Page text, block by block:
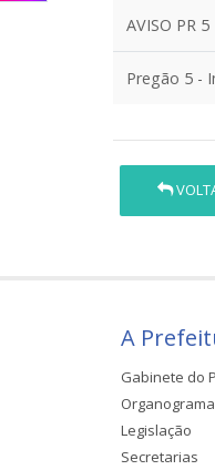
AVISO PR 5
Pregão 5 -
A
Gabinete do
Organograma
Legislação
Secretarias